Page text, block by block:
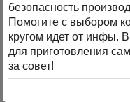
безопасность
Помогите с выбором
кругом идет от инфы.
для приготовления
за совет!